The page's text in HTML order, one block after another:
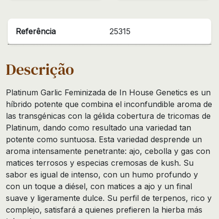
Referência 25315
Descrição
Platinum Garlic Feminizada de In House Genetics es un
híbrido potente que combina el inconfundible aroma de
las transgénicas con la gélida cobertura de tricomas de
Platinum, dando como resultado una variedad tan
potente como suntuosa. Esta variedad desprende un
aroma intensamente penetrante: ajo, cebolla y gas con
matices terrosos y especias cremosas de kush. Su
sabor es igual de intenso, con un humo profundo y
con un toque a diésel, con matices a ajo y un final
suave y ligeramente dulce. Su perfil de terpenos, rico y
complejo, satisfará a quienes prefieren la hierba más